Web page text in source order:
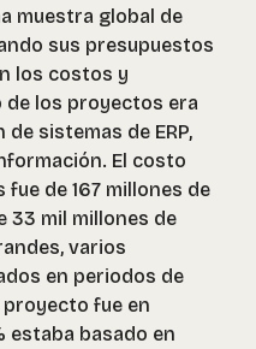
muestra global de
sus presupuestos
los costos y
de los proyectos era
sistemas de ERP,
El costo
de 167 millones de
33 mil millones de
varios
en periodos de
fue en
estaba basado en